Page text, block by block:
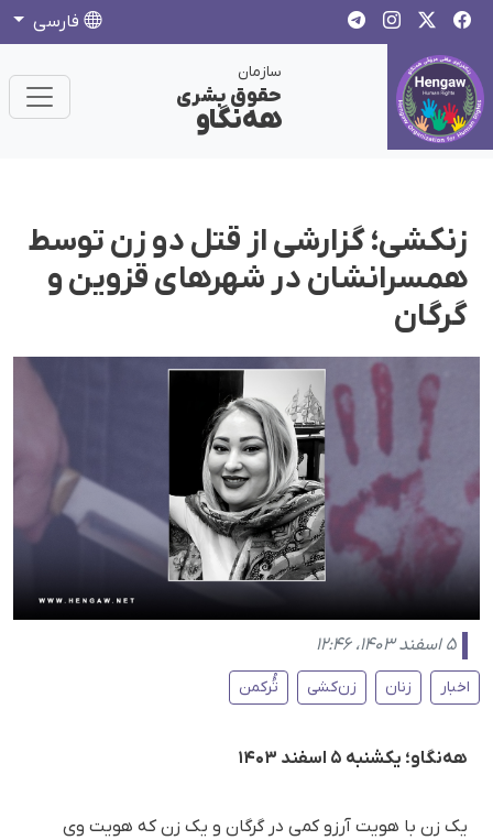
فارسی
سازمان
حقوق بشری
هەنگاو
زنکشی؛ گزارشی از قتل دو زن توسط
همسرانشان در شهرهای قزوین و
گرگان
۵ اسفند ۱۴۰۳، ۱۲:۴۶
اخبار زنان زن‌کشی تُُرکمن
هەنگاو؛ یکشنبه ۵ اسفند ۱۴۰۳
یک زن با هویت آرزو کمی در گرگان و یک زن که هویت وی